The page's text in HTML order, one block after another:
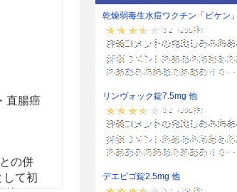
直腸癌
の併
して初
乾燥弱毒生水痘ワクチン「ビケン」
リンヴォック錠7.5mg 他
デエビゴ錠2.5mg 他